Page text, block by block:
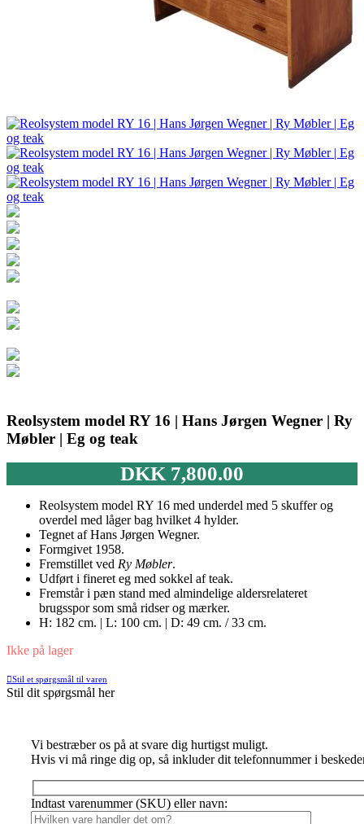
Reolsystem model RY 16 | Hans Jørgen Wegner | Ry
Møbler | Eg og teak
DKK7,800.00
Reolsystem model RY 16 med underdel med 5 skuffer og
overdel med låger bag hvilket 4 hylder.
Tegnet af Hans Jørgen Wegner.
Formgivet 1958.
Fremstillet ved Ry Møbler.
Udført i fineret eg med sokkel af teak.
Fremstår i pæn stand med almindelige aldersrelateret
brugsspor som små ridser og mærker.
H: 182 cm. | L: 100 cm. | D: 49 cm. / 33 cm.
Ikke på lager
Stil et spørgsmål til varen
Stil dit spørgsmål her
Vi bestræber os på at svare dig hurtigst muligt.
Hvis vi må ringe dig op, så inkluder dit telefonnummer i
Indtast varenummer (SKU) eller navn: